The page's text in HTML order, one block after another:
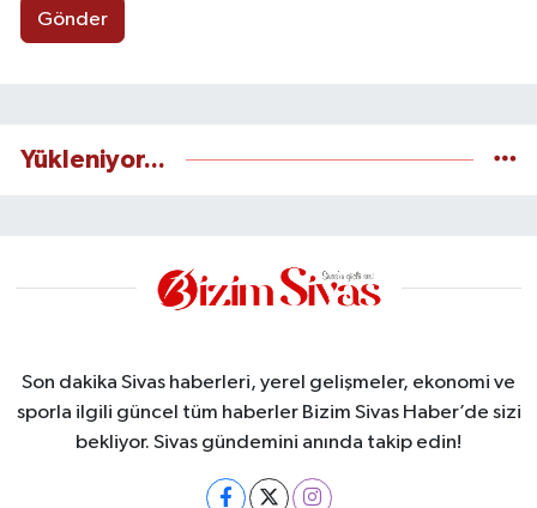
Gönder
Yükleniyor...
Son dakika Sivas haberleri, yerel gelişmeler, ekonomi ve
sporla ilgili güncel tüm haberler Bizim Sivas Haber’de sizi
bekliyor. Sivas gündemini anında takip edin!